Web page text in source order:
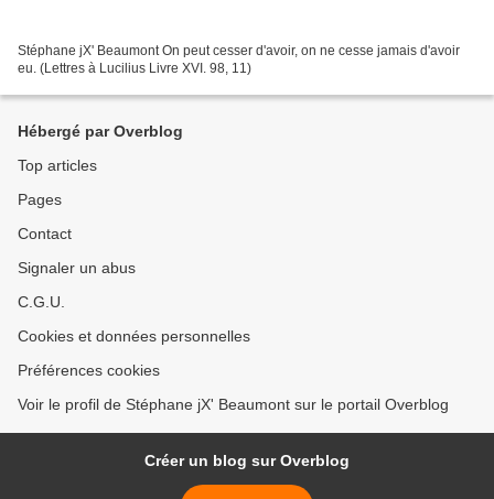
Stéphane jX' Beaumont On peut cesser d'avoir, on ne cesse jamais d'avoir
eu. (Lettres à Lucilius Livre XVI. 98, 11)
Hébergé par Overblog
Top articles
Pages
Contact
Signaler un abus
C.G.U.
Cookies et données personnelles
Préférences cookies
Voir le profil de Stéphane jX' Beaumont sur le portail Overblog
Créer un blog sur Overblog